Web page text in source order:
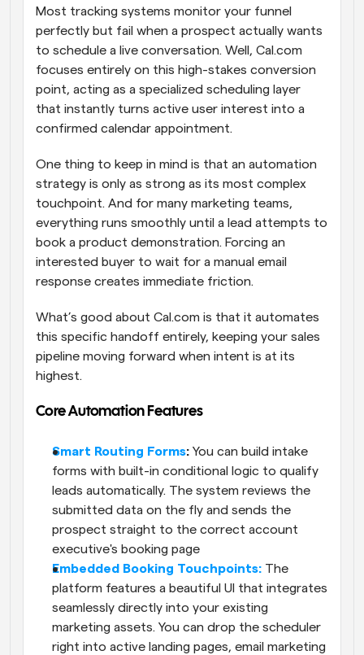
Most tracking systems monitor your funnel
perfectly but fail when a prospect actually wants
to schedule a live conversation. Well, Cal.com
focuses entirely on this high-stakes conversion
point, acting as a specialized scheduling layer
that instantly turns active user interest into a
confirmed calendar appointment.
One thing to keep in mind is that an automation
strategy is only as strong as its most complex
touchpoint. And for many marketing teams,
everything runs smoothly until a lead attempts to
book a product demonstration. Forcing an
interested buyer to wait for a manual email
response creates immediate friction.
What’s good about Cal.com is that it automates
this specific handoff entirely, keeping your sales
pipeline moving forward when intent is at its
highest.
Core Automation Features
Smart Routing Forms: You can build intake
forms with built-in conditional logic to qualify
leads automatically. The system reviews the
submitted data on the fly and sends the
prospect straight to the correct account
executive's booking page
Embedded Booking Touchpoints: The
platform features a beautiful UI that integrates
seamlessly directly into your existing
marketing assets. You can drop the scheduler
right into active landing pages, email marketing